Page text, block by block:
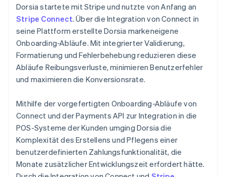
Dorsia startete mit Stripe und nutzte von Anfang an
Stripe Connect. Über die Integration von Connect in
seine Plattform erstellte Dorsia markeneigene
Onboarding-Abläufe. Mit integrierter Validierung,
Formatierung und Fehlerbehebung reduzieren diese
Abläufe Reibungsverluste, minimieren Benutzerfehler
und maximieren die Konversionsrate.
Mithilfe der vorgefertigten Onboarding-Abläufe von
Connect und der Payments API zur Integration in die
POS-Systeme der Kunden umging Dorsia die
Komplexität des Erstellens und Pflegens einer
benutzerdefinierten Zahlungsfunktionalität, die
Monate zusätzlicher Entwicklungszeit erfordert hätte.